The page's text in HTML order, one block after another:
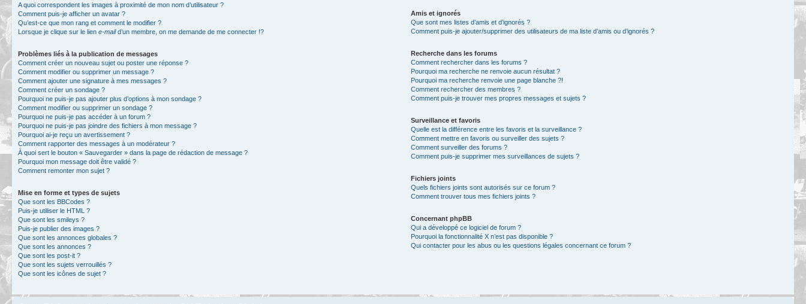
A quoi correspondent les images à proximité de mon nom d’utilisateur ?
Comment puis-je afficher un avatar ?
Qu’est-ce que mon rang et comment le modifier ?
Lorsque je clique sur le lien e-maild’un membre, on me demande de me connecter !?
Problèmes liés à la publication de messages
Comment créer un nouveau sujet ou poster une réponse ?
Comment modifier ou supprimer un message ?
Comment ajouter une signature à mes messages ?
Comment créer un sondage ?
Pourquoi ne puis-je pas ajouter plus d’options à mon sondage ?
Comment modifier ou supprimer un sondage ?
Pourquoi ne puis-je pas accéder à un forum ?
Pourquoi ne puis-je pas joindre des fichiers à mon message ?
Pourquoi ai-je reçu un avertissement ?
Comment rapporter des messages à un modérateur ?
À quoi sert le bouton « Sauvegarder » dans la page de rédaction de message ?
Pourquoi mon message doit être validé ?
Comment remonter mon sujet ?
Mise en forme et types de sujets
Que sont les BBCodes ?
Puis-je utiliser le HTML ?
Que sont les smileys ?
Puis-je publier des images ?
Que sont les annonces globales ?
Que sont les annonces ?
Que sont les post-it ?
Que sont les sujets verrouillés ?
Que sont les icônes de sujet ?
Amis et ignorés
Que sont mes listes d’amis et d’ignorés ?
Comment puis-je ajouter/supprimer des utilisateurs de ma liste d’amis ou d’ignorés ?
Recherche dans les forums
Comment rechercher dans les forums ?
Pourquoi ma recherche ne renvoie aucun résultat ?
Pourquoi ma recherche renvoie une page blanche ?!
Comment rechercher des membres ?
Comment puis-je trouver mes propres messages et sujets ?
Surveillance et favoris
Quelle est la différence entre les favoris et la surveillance ?
Comment mettre en favoris ou surveiller des sujets ?
Comment surveiller des forums ?
Comment puis-je supprimer mes surveillances de sujets ?
Fichiers joints
Quels fichiers joints sont autorisés sur ce forum ?
Comment trouver tous mes fichiers joints ?
Concernant phpBB
Qui a développé ce logiciel de forum ?
Pourquoi la fonctionnalité X n’est pas disponible ?
Qui contacter pour les abus ou les questions légales concernant ce forum ?